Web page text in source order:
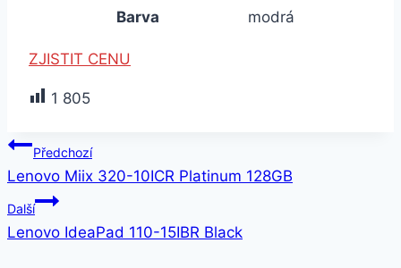
Barva
modrá
ZJISTIT CENU
1 805
Navigace
pro
příspěvek
Předchozí
Lenovo Miix 320-10ICR Platinum 128GB
Další
Lenovo IdeaPad 110-15IBR Black